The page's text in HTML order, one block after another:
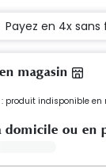
Payez en 4x sans
magasin
: produit indisponible
domicile ou en